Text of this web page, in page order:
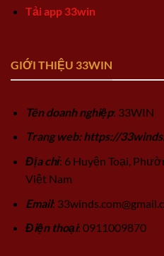
Tải app 33win
GIỚI THIỆU 33WIN
Tên doanh nghiệp: 33WIN
Trang web: https://
Địa chỉ: 6 Huyện Toại,
Việt Nam
Email:
Điện thoại: 0911009870